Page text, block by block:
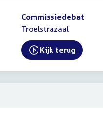
Commissiedebat
Troelstrazaal
External link:
Kijk terug